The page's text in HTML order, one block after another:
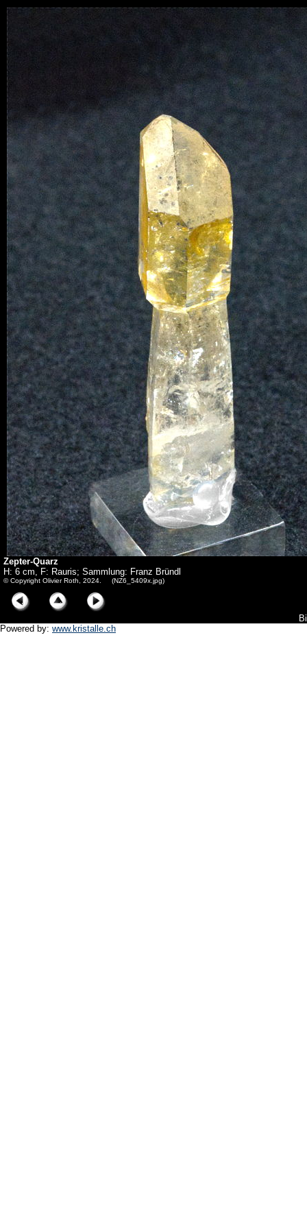
Zepter-Quarz
H: 6 cm, F: Rauris; Sammlung: Franz Bründl
© Copyright Olivier Roth, 2024. (NZ6_5409x.jpg)
Powered by: www.kristalle.ch